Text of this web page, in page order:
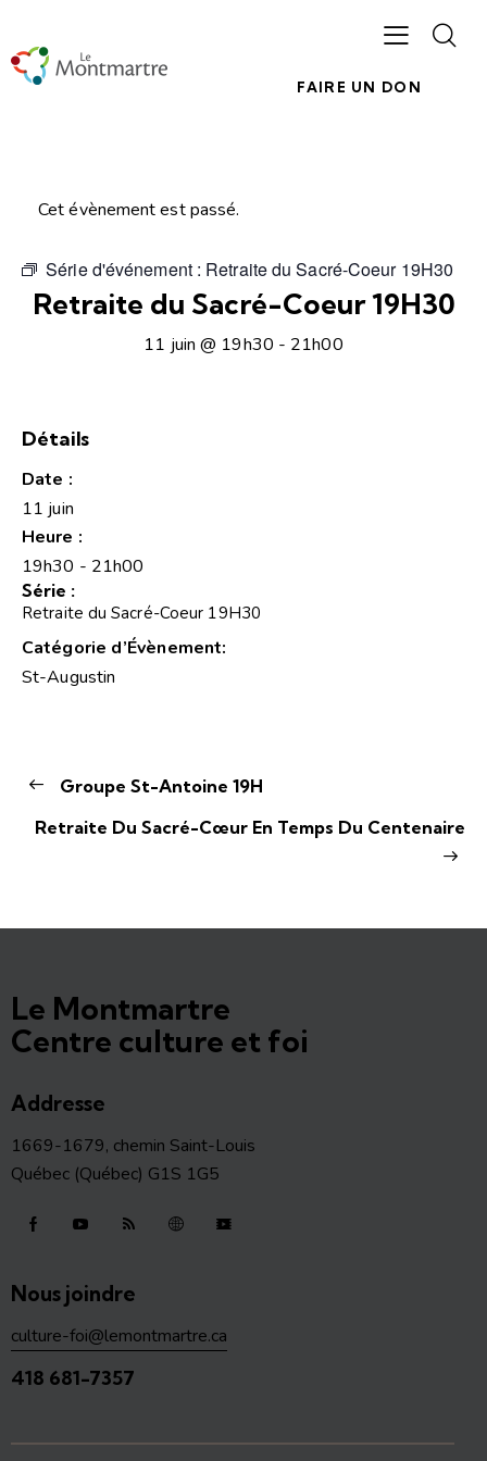
FAIRE UN DON
Cet évènement est passé.
Série d'événement : Retraite du Sacré-Coeur 19H30
Retraite du Sacré-Coeur 19H30
11 juin @ 19h30 - 21h00
Détails
Date :
11 juin
Heure :
19h30 - 21h00
Série :
Retraite du Sacré-Coeur 19H30
Catégorie d’Évènement:
St-Augustin
Groupe St-Antoine 19H
Retraite Du Sacré-Cœur En Temps Du Centenaire
Le Montmartre
Centre culture et foi
Addresse
1669-1679, chemin Saint-Louis
Québec (Québec) G1S 1G5
Nous joindre
culture-foi@lemontmartre.ca
418 681-7357